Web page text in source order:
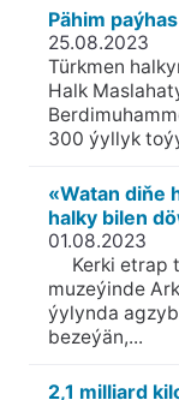
Pähim
25.08.2023
Türkmen
Halk
300 ýyllyk
«Watan diňe
halky bilen
01.08.2023
Kerki etrap
muzeýinde
ýylynda
bezeýän,...
2,1 milliard